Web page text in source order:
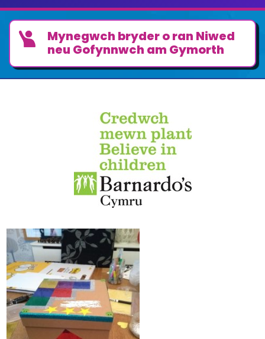
Mynegwch bryder o ran Niwed
neu Gofynnwch am Gymorth